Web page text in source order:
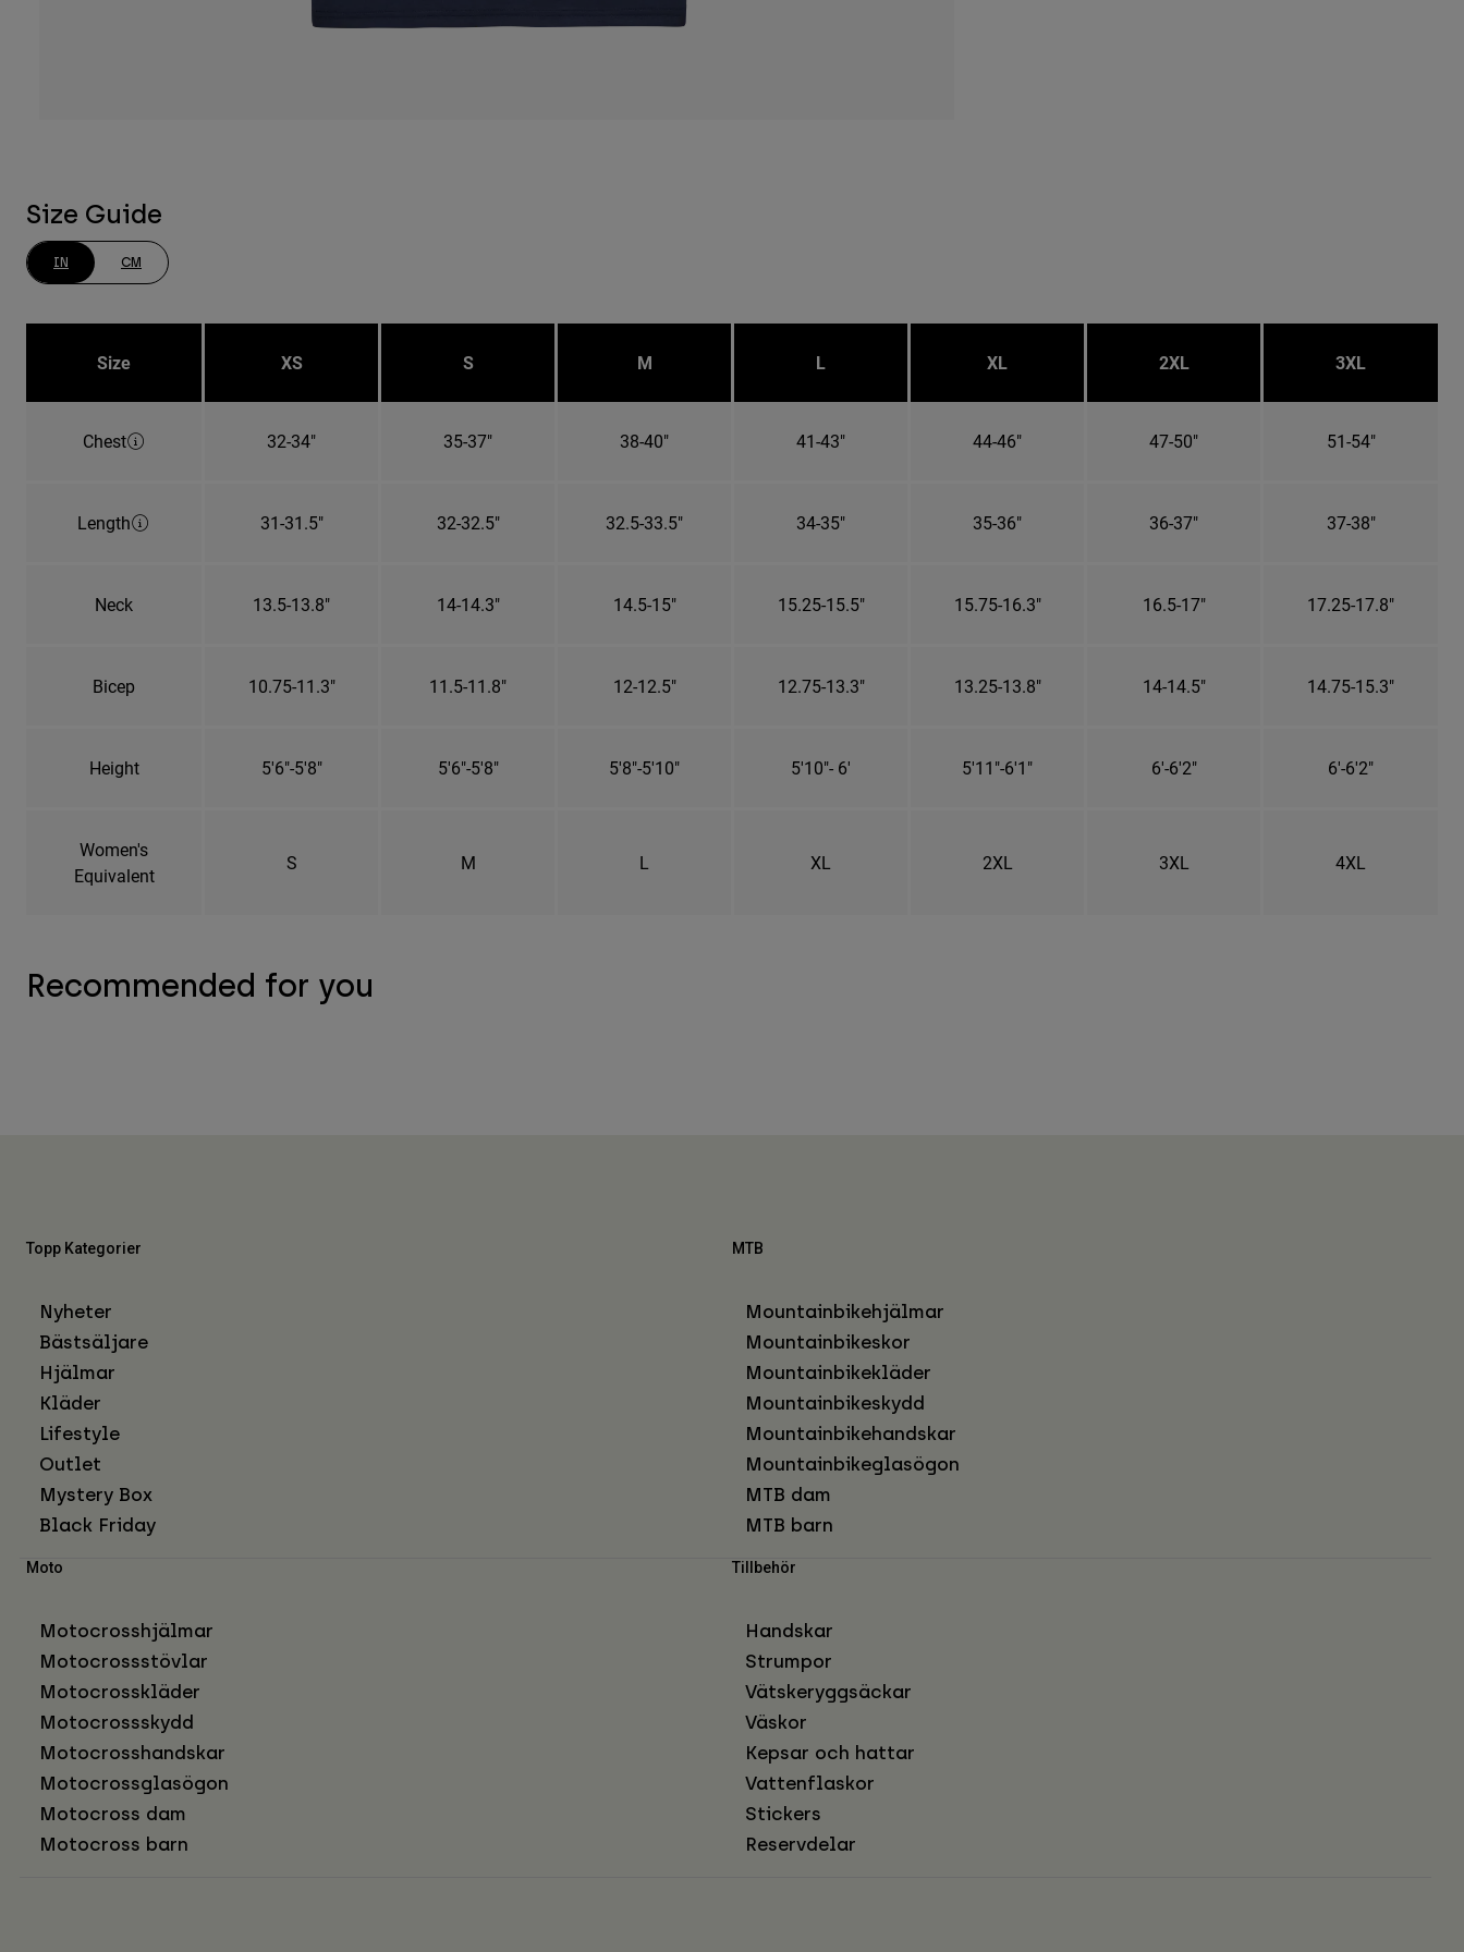
Size Guide
IN CM
Size XS S M L XL 2XL 3XL
Chest 32-34" 35-37" 38-40" 41-43" 44-46" 47-50" 51-54"
Length 31-31.5" 32-32.5" 32.5-33.5" 34-35" 35-36" 36-37" 37-38"
Neck 13.5-13.8" 14-14.3" 14.5-15" 15.25-15.5" 15.75-16.3" 16.5-17" 17.25-17.8"
Bicep 10.75-11.3" 11.5-11.8" 12-12.5" 12.75-13.3" 13.25-13.8" 14-14.5" 14.75-15.3"
Height 5'6"-5'8" 5'6"-5'8" 5'8"-5'10" 5'10"- 6' 5'11"-6'1" 6'-6'2" 6'-6'2"
Women's
Equivalent
S M L XL 2XL 3XL 4XL
Recommended for you
Topp Kategorier
Nyheter
Bästsäljare
Hjälmar
Kläder
Lifestyle
Outlet
Mystery Box
Black Friday
MTB
Mountainbikehjälmar
Mountainbikeskor
Mountainbikekläder
Mountainbikeskydd
Mountainbikehandskar
Mountainbikeglasögon
MTB dam
MTB barn
Moto
Motocrosshjälmar
Motocrossstövlar
Motocrosskläder
Motocrossskydd
Motocrosshandskar
Motocrossglasögon
Motocross dam
Motocross barn
Tillbehör
Handskar
Strumpor
Vätskeryggsäckar
Väskor
Kepsar och hattar
Vattenflaskor
Stickers
Reservdelar